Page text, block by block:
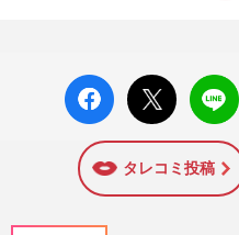
facebo
ok い
X ポス
ト
LINE
タレコミ投稿